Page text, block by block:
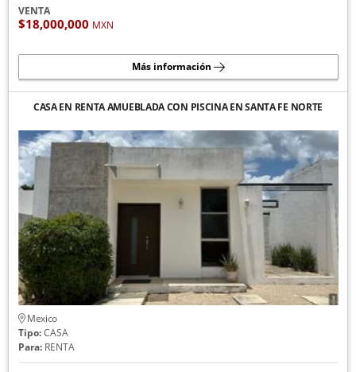
VENTA
$18,000,000 MXN
Más información
CASA EN RENTA AMUEBLADA CON PISCINA EN SANTA FE NORTE
Mexico
Tipo:CASA
Para:RENTA